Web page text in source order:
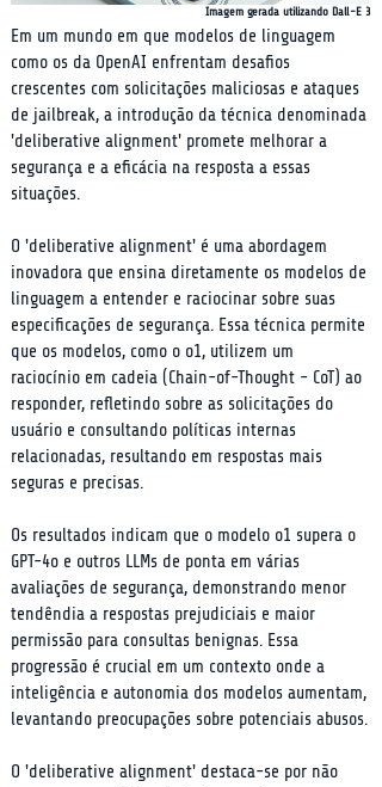
Imagem gerada utilizando Dall-E 3
Em um mundo em que modelos de linguagem
como os da OpenAI enfrentam desafios
crescentes com solicitações maliciosas e ataques
de jailbreak, a introdução da técnica denominada
'deliberative alignment' promete melhorar a
segurança e a eficácia na resposta a essas
situações.
O 'deliberative alignment' é uma abordagem
inovadora que ensina diretamente os modelos de
linguagem a entender e raciocinar sobre suas
especificações de segurança. Essa técnica permite
que os modelos, como o o1, utilizem um
raciocínio em cadeia (Chain-of-Thought - CoT) ao
responder, refletindo sobre as solicitações do
usuário e consultando políticas internas
relacionadas, resultando em respostas mais
seguras e precisas.
Os resultados indicam que o modelo o1 supera o
GPT-4o e outros LLMs de ponta em várias
avaliações de segurança, demonstrando menor
tendêndia a respostas prejudiciais e maior
permissão para consultas benignas. Essa
progressão é crucial em um contexto onde a
inteligência e autonomia dos modelos aumentam,
levantando preocupações sobre potenciais abusos.
O 'deliberative alignment' destaca-se por não